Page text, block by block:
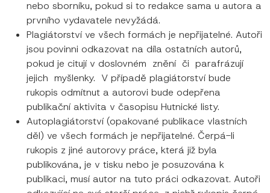
nebo sborníku, pokud si to redakce sama u autora a
prvního vydavatele nevyžádá.
Plagiátorství ve všech formách je nepřijatelné. Autoři
jsou povinni odkazovat na díla ostatních autorů,
pokud je citují v doslovném znění či parafrázují
jejich myšlenky. V případě plagiátorství bude
rukopis odmítnut a autorovi bude odepřena
publikační aktivita v časopisu Hutnické listy.
Autoplagiátorství (opakované publikace vlastních
děl) ve všech formách je nepřijatelné. Čerpá-li
rukopis z jiné autorovy práce, která již byla
publikována, je v tisku nebo je posuzována k
publikaci, musí autor na tuto práci odkazovat. Autoři